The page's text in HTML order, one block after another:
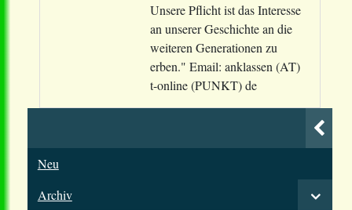
Unsere Pflicht ist das Interesse
an unserer Geschichte an die
weiteren Generationen zu
erben." Email: anklassen (AT)
t-online (PUNKT) de
Neu
Archiv